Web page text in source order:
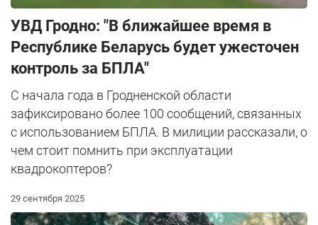
УВД Гродно: "В ближайшее время в
Республике Беларусь будет ужесточен
контроль за БПЛА"
С начала года в Гродненской области
зафиксировано более 100 сообщений, связанных
с использованием БПЛА. В милиции рассказали, о
чем стоит помнить при эксплуатации
квадрокоптеров?
29 сентября 2025